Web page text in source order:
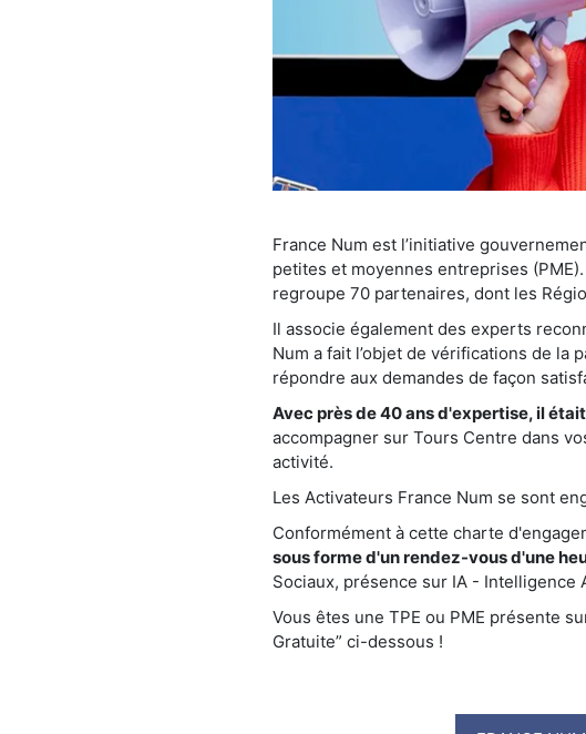
France Num est l’initiative
petites et moyennes entreprises
regroupe 70 partenaires, dont les
Il associe également des experts
Num a fait l’objet de vérifications de la
répondre aux demandes de façon
Avec près de 40 ans d'expertise, il
accompagner sur Tours Centre dans
activité.
Les Activateurs France Num se sont
Conformément à cette charte
sous forme d'un rendez-vous d'une
Sociaux, présence sur IA - Intelligence
Vous êtes une TPE ou PME présente
Gratuite” ci-dessous !